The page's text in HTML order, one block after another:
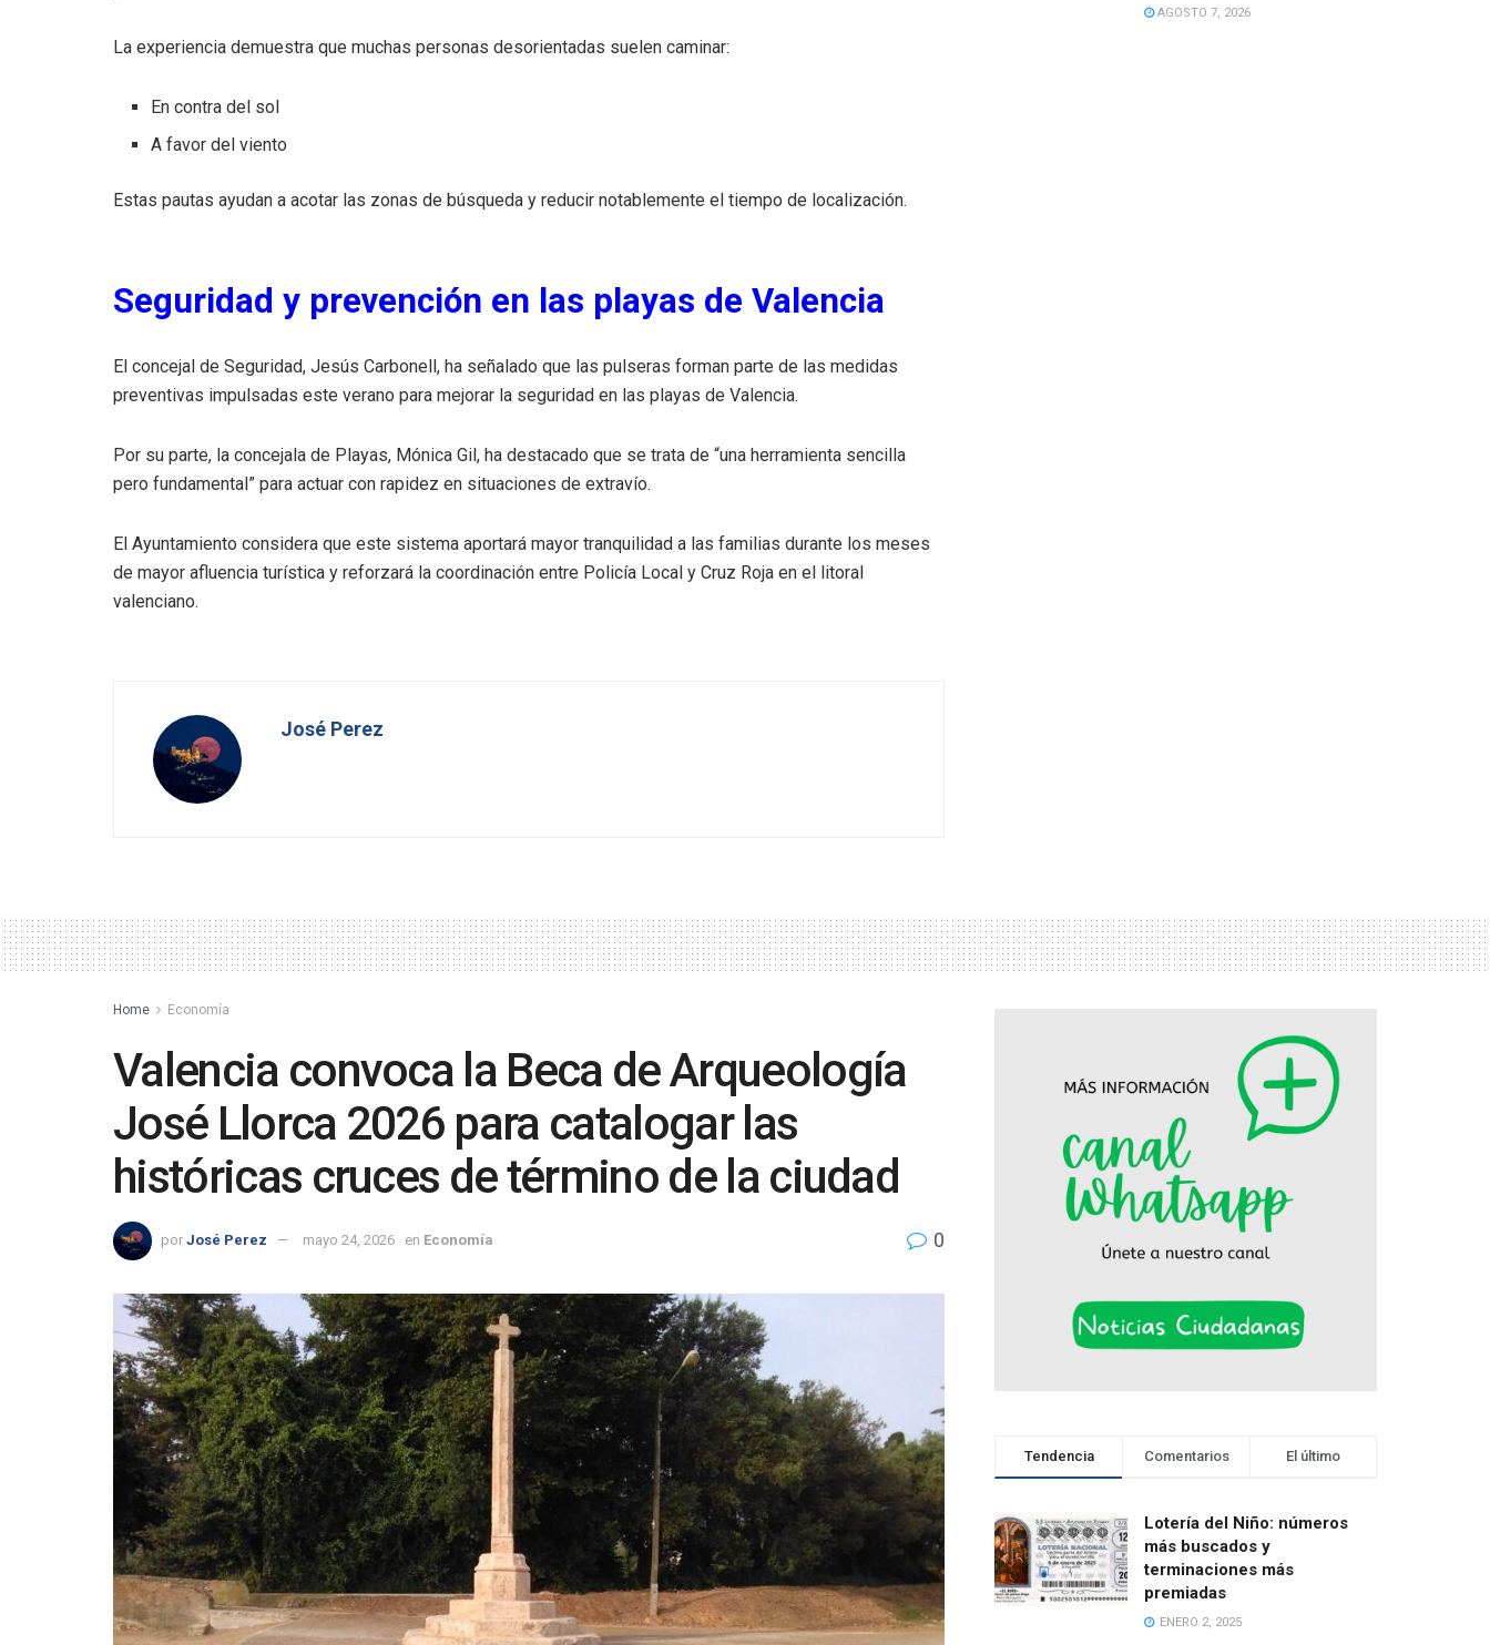
La experiencia demuestra que muchas personas desorientadas suelen caminar:
En contra del sol
A favor del viento
Estas pautas ayudan a acotar las zonas de búsqueda y reducir notablemente el tiempo de localización.
Seguridad y prevención en las playas de Valencia
El concejal de Seguridad, Jesús Carbonell, ha señalado que las pulseras forman parte de las medidas
preventivas impulsadas este verano para mejorar la seguridad en las playas de Valencia.
Por su parte, la concejala de Playas, Mónica Gil, ha destacado que se trata de “una herramienta sencilla
pero fundamental” para actuar con rapidez en situaciones de extravío.
El Ayuntamiento considera que este sistema aportará mayor tranquilidad a las familias durante los meses
de mayor afluencia turística y reforzará la coordinación entre Policía Local y Cruz Roja en el litoral
valenciano.
José Perez
AGOSTO 7, 2026
Home Economía
Valencia convoca la Beca de Arqueología
José Llorca 2026 para catalogar las
históricas cruces de término de la ciudad
por José Perez mayo 24, 2026 en Economía 0
Tendencia Comentarios El último
Lotería del Niño: números
más buscados y
terminaciones más
premiadas
ENERO 2, 2025